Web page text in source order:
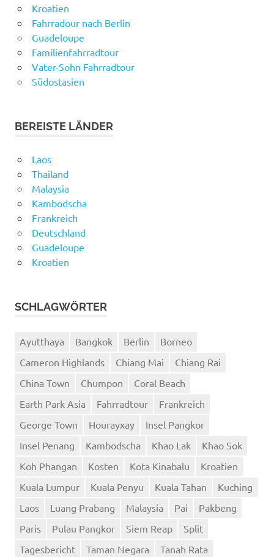
Kroatien
Fahrradour nach Berlin
Guadeloupe
Familienfahrradtour
Vater-Sohn Fahrradtour
Südostasien
BEREISTE LÄNDER
Laos
Thailand
Malaysia
Kambodscha
Frankreich
Deutschland
Guadeloupe
Kroatien
SCHLAGWÖRTER
Ayutthaya Bangkok Berlin
Borneo
Cameron Highlands
Chiang Mai
Chiang Rai
China Town
Chumpon
Coral Beach
Earth Park Asia
Fahrradtour
Frankreich
George Town
Hourayxay
Insel Pangkor
Insel Penang
Kambodscha Khao Lak
Khao Sok
Koh Phangan
Kosten Kota Kinabalu
Kroatien
Kuala Lumpur
Kuala Penyu Kuala Tahan
Kuching
Laos
Luang Prabang Malaysia Pai
Pakbeng
Paris
Pulau Pangkor Siem Reap
Split
Tagesbericht
Taman Negara Tanah Rata